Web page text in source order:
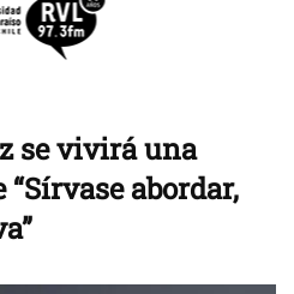
se vivirá una
abordar,